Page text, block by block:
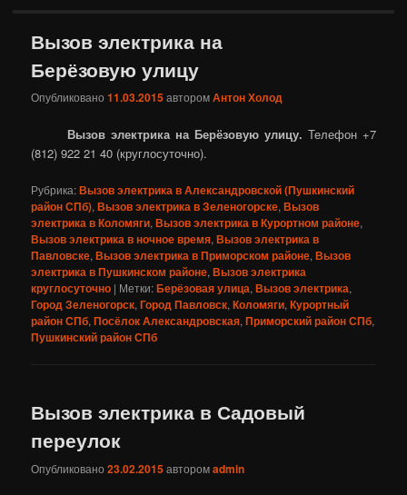
Вызов электрика на
Берёзовую улицу
Опубликовано11.03.2015авторомАнтон Холод
Вызов электрика на Берёзовую улицу. Телефон +7
(812) 922 21 40 (круглосуточно).
Рубрика:Вызов электрика в Александровской (Пушкинский
район СПб),Вызов электрика в Зеленогорске,Вызов
электрика в Коломяги,Вызов электрика в Курортном районе,
Вызов электрика в ночное время,Вызов электрика в
Павловске,Вызов электрика в Приморском районе,Вызов
электрика в Пушкинском районе,Вызов электрика
круглосуточно | Метки:Берёзовая улица,Вызов электрика,
Город Зеленогорск,Город Павловск,Коломяги,Курортный
район СПб,Посёлок Александровская,Приморский район СПб,
Пушкинский район СПб
Вызов электрика в Садовый
переулок
Опубликовано23.02.2015авторомadmin